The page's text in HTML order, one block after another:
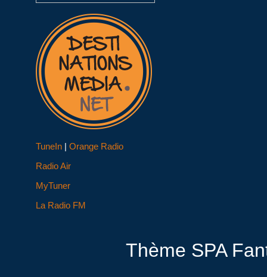
TuneIn Orange Radio
Radio Air
MyTuner
La Radio FM
Thème SPA